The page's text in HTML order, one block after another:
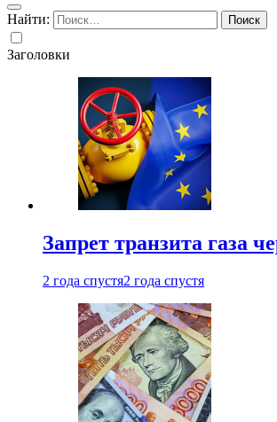
Найти:
Заголовки
Запрет транзита газа
2 года спустя2 года спустя